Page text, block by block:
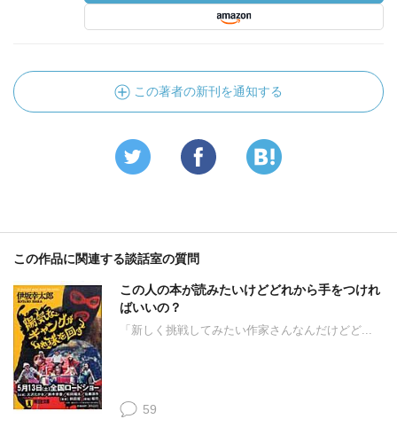
この著者の新刊を通知する
この作品に関連する談話室の質問
この人の本が読みたいけどどれから手をつけれ
ばいいの？
「新しく挑戦してみたい作家さんなんだけどど...
59